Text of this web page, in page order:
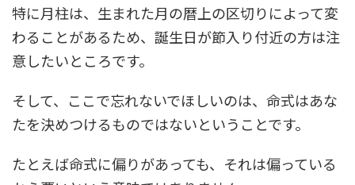
特に月柱は、生まれた月の暦上の区切りによって変
わることがあるため、誕生日が節入り付近の方は注
意したいところです。
そして、ここで忘れないでほしいのは、命式はあな
たを決めつけるものではないということです。
たとえば命式に偏りがあっても、それは偏っている